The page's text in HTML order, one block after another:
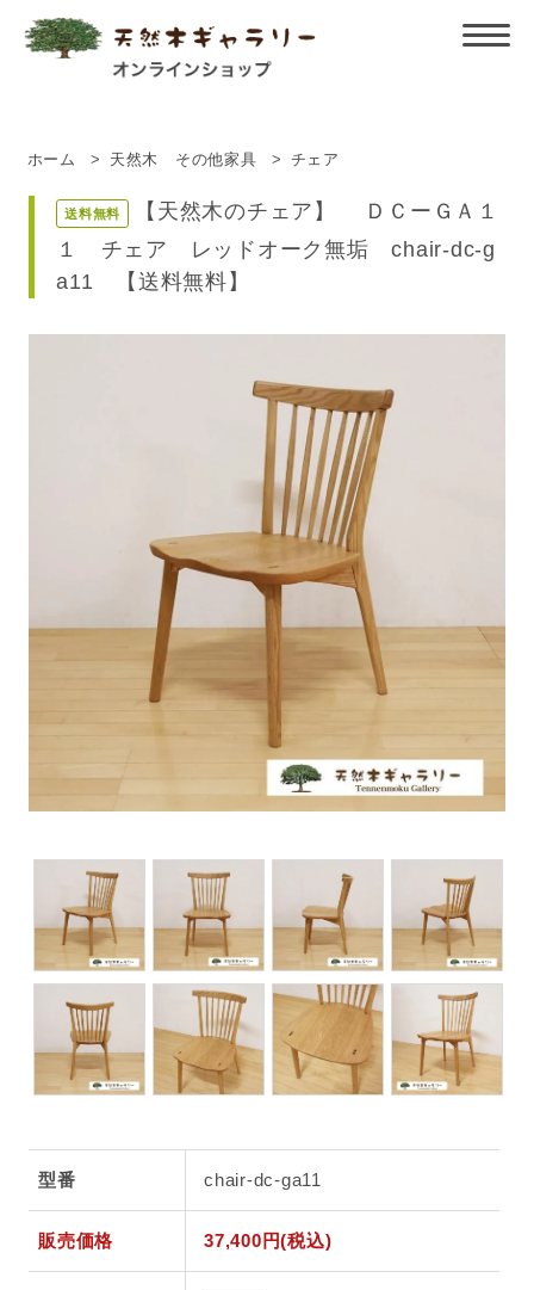
ホーム > 天然木 その他家具 > チェア
送料無料
【天然木のチェア】 ＤＣーＧＡ１
１ チェア レッドオーク無垢 chair-dc-g
a11 【送料無料】
型番 chair-dc-ga11
販売価格 37,400円(税込)